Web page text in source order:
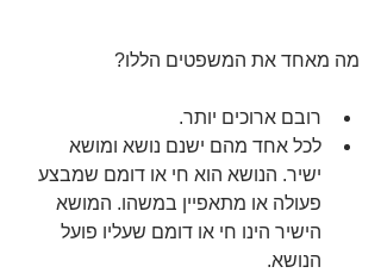
מה מאחד את המשפטים הללו?
רובם ארוכים יותר.
לכל אחד מהם ישנם נושא ומושא
ישיר. הנושא הוא חי או דומם שמבצע
פעולה או מתאפיין במשהו. המושא
הישיר הינו חי או דומם שעליו פועל
הנושא.